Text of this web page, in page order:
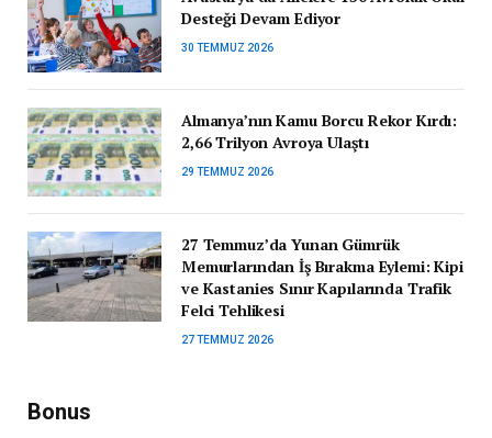
Desteği Devam Ediyor
30 TEMMUZ 2026
Almanya’nın Kamu Borcu Rekor Kırdı:
2,66 Trilyon Avroya Ulaştı
29 TEMMUZ 2026
27 Temmuz’da Yunan Gümrük
Memurlarından İş Bırakma Eylemi: Kipi
ve Kastanies Sınır Kapılarında Trafik
Felci Tehlikesi
27 TEMMUZ 2026
Bonus